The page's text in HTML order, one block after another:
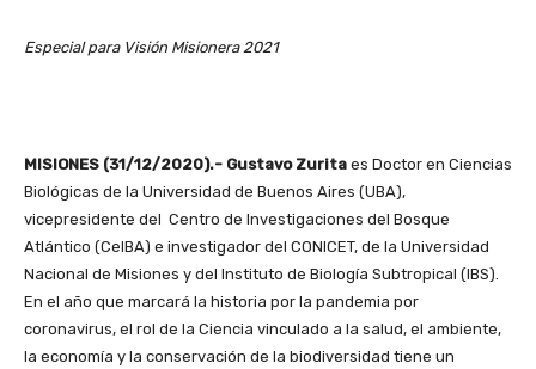
Especial para Visión Misionera 2021
MISIONES (31/12/2020).- Gustavo Zurita es Doctor en Ciencias
Biológicas de la Universidad de Buenos Aires (UBA),
vicepresidente del Centro de Investigaciones del Bosque
Atlántico (CeIBA) e investigador del CONICET, de la Universidad
Nacional de Misiones y del Instituto de Biología Subtropical (IBS).
En el año que marcará la historia por la pandemia por
coronavirus, el rol de la Ciencia vinculado a la salud, el ambiente,
la economía y la conservación de la biodiversidad tiene un